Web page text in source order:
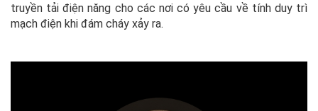
truyền tải điện năng cho các nơi có yêu cầu về tính duy trì
mạch điện khi đám cháy xảy ra.